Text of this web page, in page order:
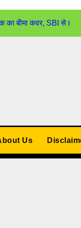
बीमा कवर, SBI से होगा
Us